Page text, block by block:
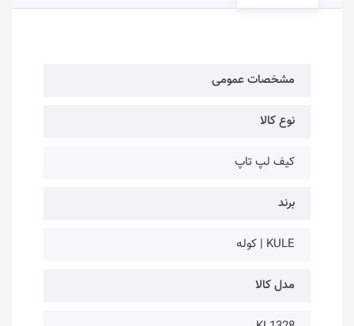
مشخصات عمومی
نوع کالا
کیف لپ تاپ
برند
KULE | کوله
مدل کالا